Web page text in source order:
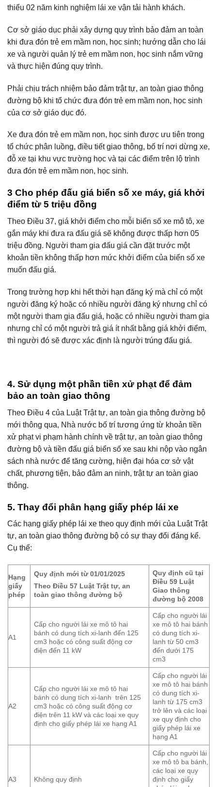
thiểu 02 năm kinh nghiệm lái xe vận tải hành khách.
Cơ sở giáo dục phải xây dựng quy trình bảo đảm an toàn
khi đưa đón trẻ em mầm non, học sinh; hướng dẫn cho lái
xe và người quản lý trẻ em mầm non, học sinh nắm vững
và thực hiện đúng quy trình.
Phải chịu trách nhiệm bảo đảm trật tự, an toàn giao thông
đường bộ khi tổ chức đưa đón trẻ em mầm non, học sinh
của cơ sở giáo dục đó.
Xe đưa đón trẻ em mầm non, học sinh được ưu tiên trong
tổ chức phân luồng, điều tiết giao thông, bố trí nơi dừng xe,
đỗ xe tại khu vực trường học và tại các điểm trên lộ trình
đưa đón trẻ em mầm non, học sinh.
3 Cho phép đấu giá biển số xe máy, giá khởi
điểm từ 5 triệu đồng
Theo Điều 37, giá khởi điểm cho mỗi biển số xe mô tô, xe
gắn máy khi đưa ra đấu giá sẽ không được thấp hơn 05
triệu đồng. Người tham gia đấu giá cần đặt trước một
khoản tiền không thấp hơn mức khởi điểm của biển số xe
muốn đấu giá.
Trong trường hợp khi hết thời hạn đăng ký mà chỉ có một
người đăng ký hoặc có nhiều người đăng ký nhưng chỉ có
một người tham gia đấu giá, hoặc có nhiều người tham gia
nhưng chỉ có một người trả giá ít nhất bằng giá khởi điểm,
thì người đó sẽ được xác định là người trúng đấu giá.
4. Sử dụng một phần tiền xử phạt để đảm
bảo an toàn giao thông
Theo Điều 4 của Luật Trật tự, an toàn gia thông đường bộ
mới thông qua, Nhà nước bố trí tương ứng từ khoản tiền
xử phạt vi phạm hành chính về trật tự, an toàn giao thông
đường bộ và tiền đấu giá biển số xe sau khi nộp vào ngân
sách nhà nước để tăng cường, hiện đại hóa cơ sở vật
chất, phương tiện, bảo đảm an ninh, trật tự an toàn giao
thông.
5. Thay đổi phân hạng giấy phép lái xe
Các hạng giấy phép lái xe theo quy định mới của Luật Trật
tự, an toàn giao thông đường bộ có sự thay đổi đáng kể.
Cụ thể:
Hạng
giấy
phép
Quy định mới từ 01/01/2025
Theo Điều 57 Luật Trật tự, an
toàn giao thông đường bộ
Quy định cũ tại
Điều 59 Luật
Giao thông
đường bộ 2008
A1
Cấp cho người lái xe mô tô hai
bánh có dung tích xi-lanh đến 125
cm3 hoặc có công suất động cơ
điện đến 11 kW
Cấp cho người lái
xe mô tô hai bánh
có dung tích xi-
lanh từ 50 cm3
đến dưới 175
cm3
A2
Cấp cho người lái xe mô tô hai
bánh có dung tích xi-lanh trên 125
cm3 hoặc có công suất động cơ
điện trên 11 kW và các loại xe quy
định cho giấy phép lái xe hạng A1
Cấp cho người lái
xe mô tô hai bánh
có dung tích xi-
lanh từ 175 cm3
trở lên và các loại
xe quy định cho
giấy phép lái xe
hạng A1
A3 Không quy định
Cấp cho người lái
xe mô tô ba bánh,
các loại xe quy
định cho giấy